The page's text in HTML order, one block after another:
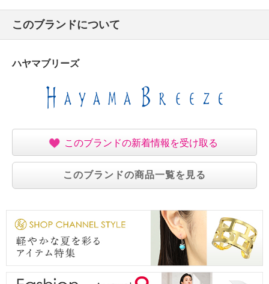
このブランドについて
ハヤマブリーズ
このブランドの新着情報を受け取る
このブランドの商品一覧を見る